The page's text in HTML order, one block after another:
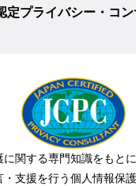
定プライバシー・コン
に関する専門知識をもと
・支援を行う個人情報保